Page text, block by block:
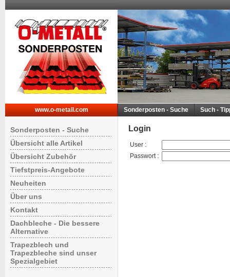
www.o-metall.com Sonderposten - Suche Such -
Sonderposten - Suche
Übersicht alle Artikel
Übersicht Zubehör
Tiefstpreis-Angebote
Neuheiten
Über uns
Kontakt
Dachbleche - Die bessere
Alternative
Trapezblech und
Trapezbleche sind unser
Spezialgebiet
Login
User :
Passwort: